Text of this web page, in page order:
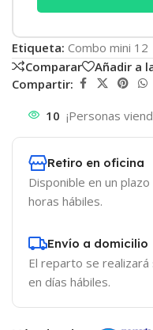
Etiqueta: Combo mini 12
Comparar
Añadir a
Compartir:
10 ¡Personas
Retiro en oficina
Disponible en un
horas hábiles.
Envío a domicilio
El reparto se realizará
en días hábiles.